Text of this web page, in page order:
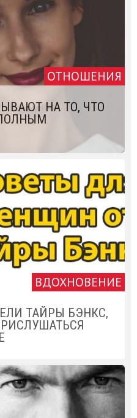
ОТНОШЕНИЯ
НА ТО, ЧТО
ВДОХНОВЕНИЕ
ТАЙРЫ БЭНКС,